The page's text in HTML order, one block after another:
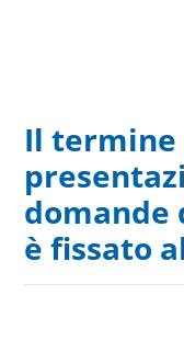
Il termine
domande
è fissato